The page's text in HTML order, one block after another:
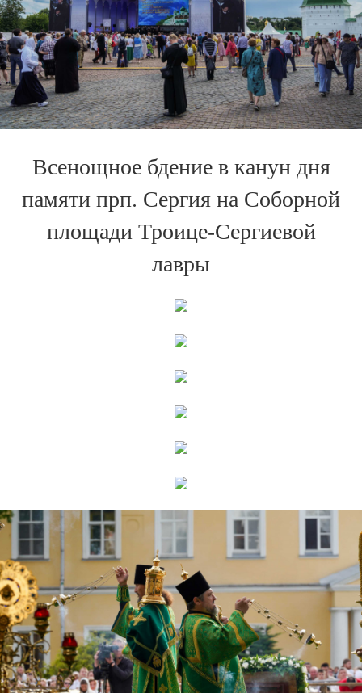
Всенощное бдение в канун дня
памяти прп. Сергия на Соборной
площади Троице-Сергиевой
лавры